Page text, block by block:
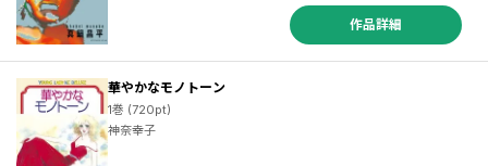
作品詳細
華やかなモノトーン
1巻 (720pt)
神奈幸子